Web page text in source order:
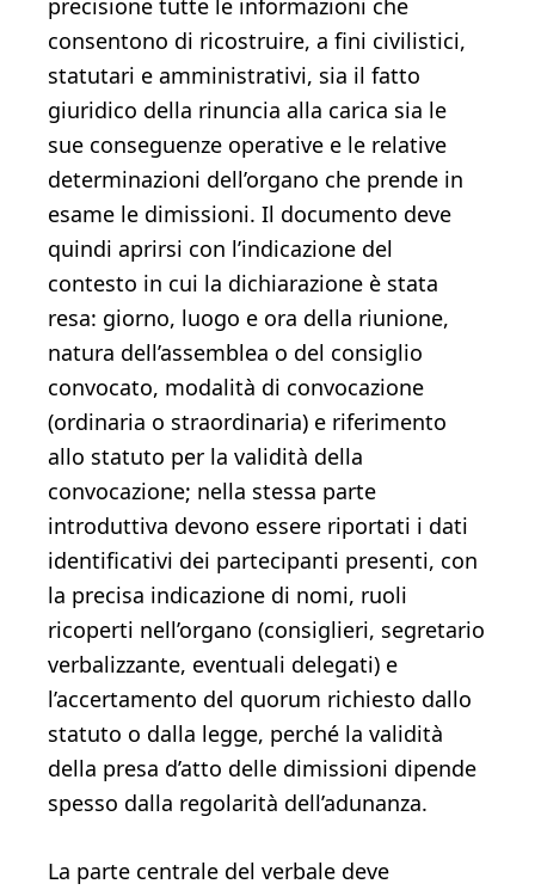
precisione tutte le informazioni che
consentono di ricostruire, a fini civilistici,
statutari e amministrativi, sia il fatto
giuridico della rinuncia alla carica sia le
sue conseguenze operative e le relative
determinazioni dell’organo che prende in
esame le dimissioni. Il documento deve
quindi aprirsi con l’indicazione del
contesto in cui la dichiarazione è stata
resa: giorno, luogo e ora della riunione,
natura dell’assemblea o del consiglio
convocato, modalità di convocazione
(ordinaria o straordinaria) e riferimento
allo statuto per la validità della
convocazione; nella stessa parte
introduttiva devono essere riportati i dati
identificativi dei partecipanti presenti, con
la precisa indicazione di nomi, ruoli
ricoperti nell’organo (consiglieri, segretario
verbalizzante, eventuali delegati) e
l’accertamento del quorum richiesto dallo
statuto o dalla legge, perché la validità
della presa d’atto delle dimissioni dipende
spesso dalla regolarità dell’adunanza.
La parte centrale del verbale deve